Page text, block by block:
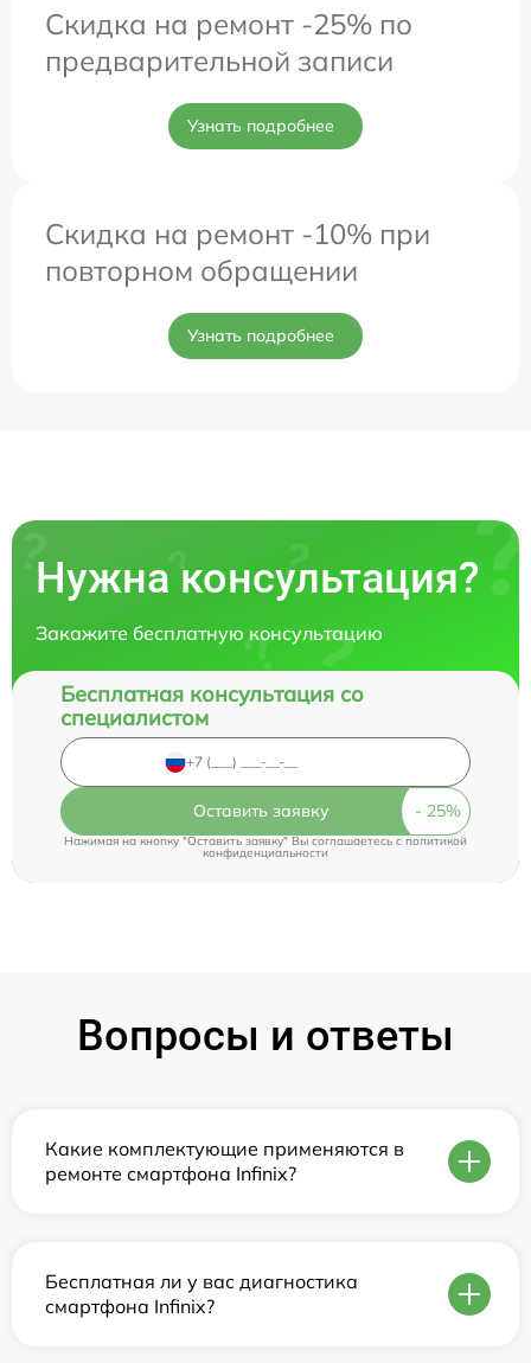
Скидка на ремонт -25% по
предварительной записи
Узнать подробнее
Скидка на ремонт -10% при
повторном обращении
Узнать подробнее
Нужна консультация?
Закажите бесплатную консультацию
Бесплатная консультация со
специалистом
Оставить заявку
Нажимая на кнопку "Оставить заявку" Вы соглашаетесь cполитикой
конфиденциальности
Вопросы и ответы
Какие комплектующие применяются в
ремонте смартфона Infinix?
Бесплатная ли у вас диагностика
смартфона Infinix?